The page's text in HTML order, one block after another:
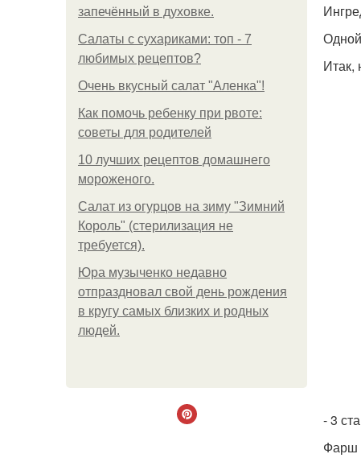
запечённый в духовке.
Салаты с сухариками: топ - 7
любимых рецептов?
Очень вкусный салат "Аленка"!
Как помочь ребенку при рвоте:
советы для родителей
10 лучших рецептов домашнего
мороженого.
Салат из огурцов на зиму "Зимний
Король" (стерилизация не
требуется).
Юра музыченко недавно
отпраздновал свой день рождения
в кругу самых близких и родных
людей.
Одной
Итак,
- 3
Фарш